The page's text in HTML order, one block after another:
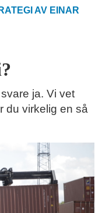
AV EINAR
ja. Vi vet
du virkelig en så